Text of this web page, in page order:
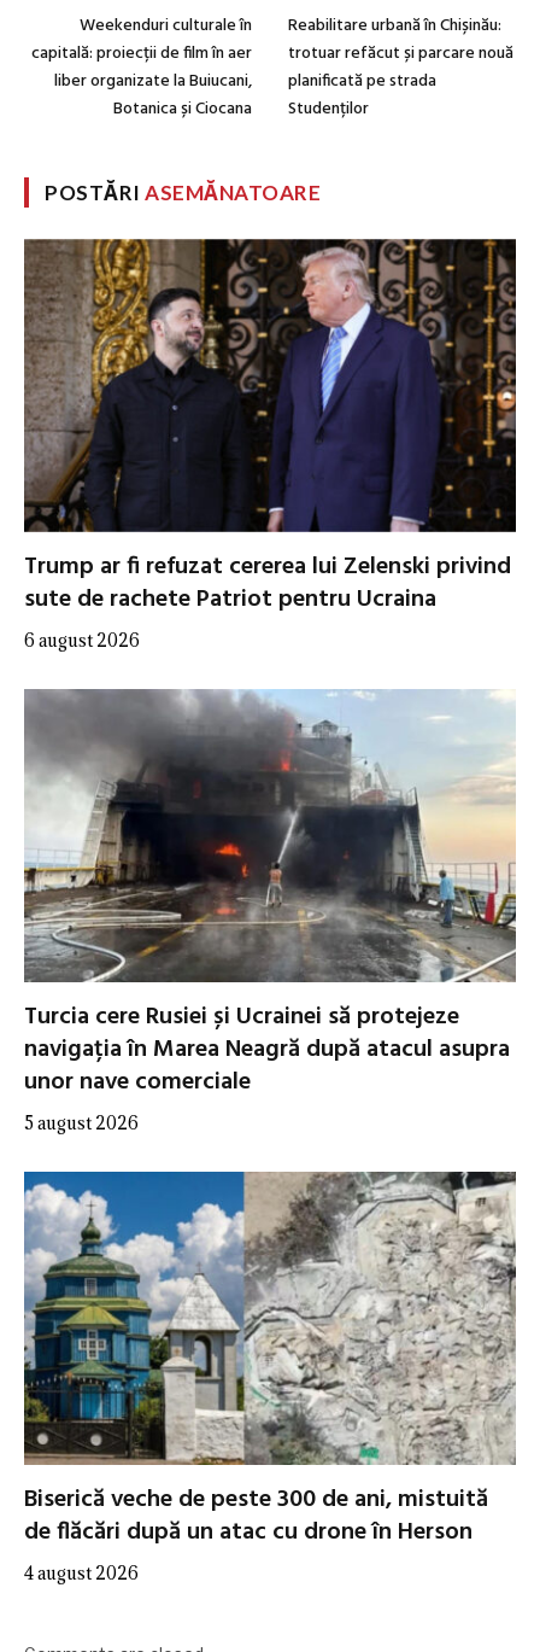
Weekenduri culturale în
capitală: proiecții de film în aer
liber organizate la Buiucani,
Botanica și Ciocana
Reabilitare urbană în Chișinău:
trotuar refăcut și parcare nouă
planificată pe strada
Studenților
POSTĂRIASEMĂNATOARE
Trump ar fi refuzat cererea lui Zelenski privind
sute de rachete Patriot pentru Ucraina
6 august 2026
Turcia cere Rusiei și Ucrainei să protejeze
navigația în Marea Neagră după atacul asupra
unor nave comerciale
5 august 2026
Biserică veche de peste 300 de ani, mistuită
de flăcări după un atac cu drone în Herson
4 august 2026